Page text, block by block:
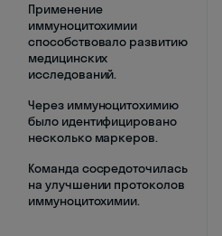
Применение
иммуноцитохимии
способствовало развитию
медицинских
исследований.
Через иммуноцитохимию
было идентифицировано
несколько маркеров.
Команда сосредоточилась
на улучшении протоколов
иммуноцитохимии.